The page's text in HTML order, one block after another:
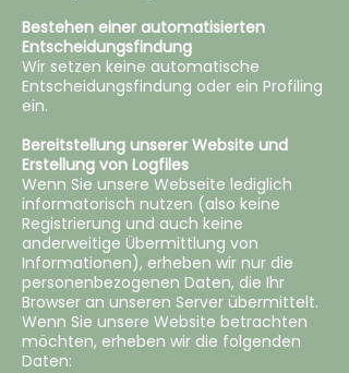
Bestehen einer automatisierten
Entscheidungsfindung
‍Wir setzen keine automatische
Entscheidungsfindung oder ein Profiling
ein.
Bereitstellung unserer Website und
Erstellung von Logfiles
‍Wenn Sie unsere Webseite lediglich
informatorisch nutzen (also keine
Registrierung und auch keine
anderweitige Übermittlung von
Informationen), erheben wir nur die
personenbezogenen Daten, die Ihr
Browser an unseren Server übermittelt.
Wenn Sie unsere Website betrachten
möchten, erheben wir die folgenden
Daten: